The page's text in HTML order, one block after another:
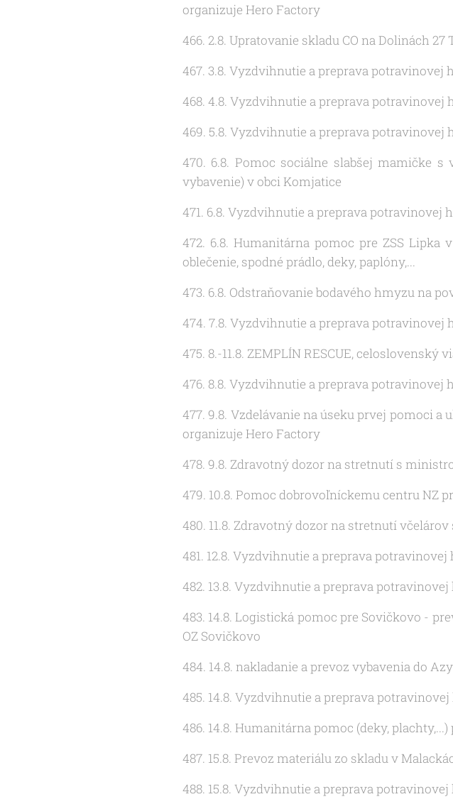
organizuje Hero Factory
466. 2.8. Upratovanie skladu CO na Dolinách 27
467. 3.8. Vyzdvihnutie a preprava
468. 4.8. Vyzdvihnutie a preprava
469. 5.8. Vyzdvihnutie a preprava
470. 6.8. Pomoc sociálne slabšej mamičke
vybavenie) v obci Komjatice
471. 6.8. Vyzdvihnutie a preprava
472. 6.8. Humanitárna pomoc pre ZSS
oblečenie, spodné prádlo, deky, paplóny,...
473. 6.8. Odstraňovanie bodavého hmyzu na
474. 7.8. Vyzdvihnutie a preprava
475. 8.-11.8. ZEMPLÍN RESCUE, celoslovenský
476. 8.8. Vyzdvihnutie a preprava
477. 9.8. Vzdelávanie na úseku prvej pomoci
organizuje Hero Factory
478. 9.8. Zdravotný dozor na stretnutí s
479. 10.8. Pomoc dobrovoľníckemu centru NZ
480. 11.8. Zdravotný dozor na stretnutí
481. 12.8. Vyzdvihnutie a preprava
482. 13.8. Vyzdvihnutie a preprava
483. 14.8. Logistická pomoc pre Sovičkovo -
OZ Sovičkovo
484. 14.8. nakladanie a prevoz vybavenia do
485. 14.8. Vyzdvihnutie a preprava
486. 14.8. Humanitárna pomoc (deky,
487. 15.8. Prevoz materiálu zo skladu v
488. 15.8. Vyzdvihnutie a preprava